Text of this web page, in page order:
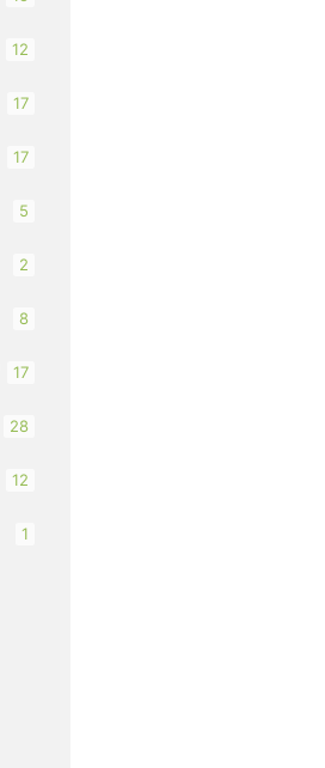
12
17
17
5
2
8
17
28
12
1